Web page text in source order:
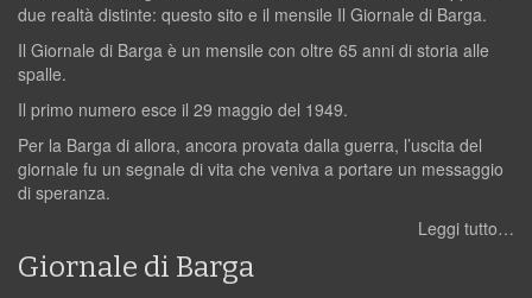
due realtà distinte: questo sito e il mensile Il Giornale di Barga.
Il Giornale di Barga è un mensile con oltre 65 anni di storia alle
spalle.
Il primo numero esce il 29 maggio del 1949.
Per la Barga di allora, ancora provata dalla guerra, l’uscita del
giornale fu un segnale di vita che veniva a portare un messaggio
di speranza.
Leggi tutto…
Giornale di Barga